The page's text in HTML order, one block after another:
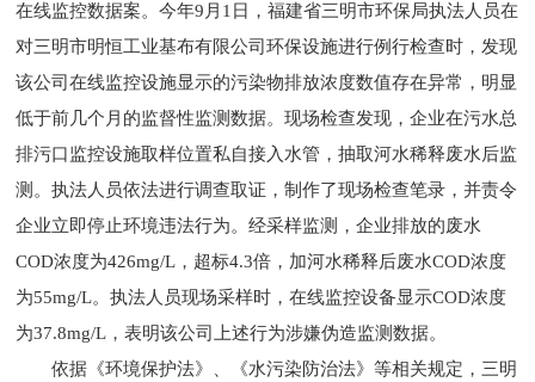
在线监控数据案。今年9月1日，福建省三明市环保局执法人员在
对三明市明恒工业基布有限公司环保设施进行例行检查时，发现
该公司在线监控设施显示的污染物排放浓度数值存在异常，明显
低于前几个月的监督性监测数据。现场检查发现，企业在污水总
排污口监控设施取样位置私自接入水管，抽取河水稀释废水后监
测。执法人员依法进行调查取证，制作了现场检查笔录，并责令
企业立即停止环境违法行为。经采样监测，企业排放的废水
COD浓度为426mg/L，超标4.3倍，加河水稀释后废水COD浓度
为55mg/L。执法人员现场采样时，在线监控设备显示COD浓度
为37.8mg/L，表明该公司上述行为涉嫌伪造监测数据。
依据《环境保护法》、《水污染防治法》等相关规定，三明